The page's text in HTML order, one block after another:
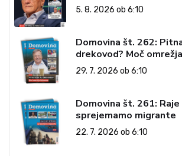
5. 8. 2026 ob 6:10
Domovina št. 262:
drekovod? Moč
29. 7. 2026 ob 6:10
Domovina št. 261:
sprejemamo migrante
22. 7. 2026 ob 6:10